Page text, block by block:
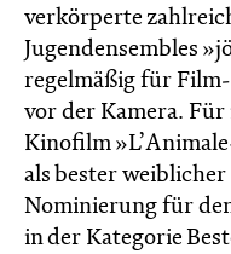
verkörperte
Jugendensembles
regelmäßig für
vor der Kamera.
Kinofilm
als bester
Nominierung für
in der Kategorie